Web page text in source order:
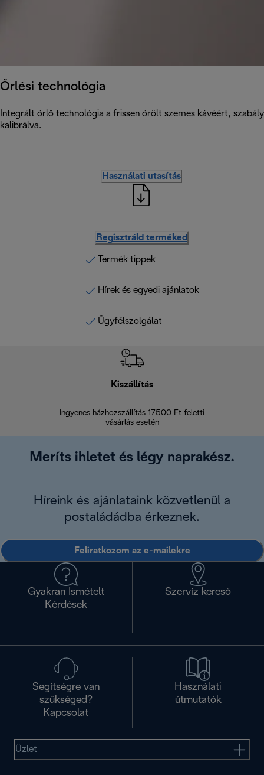
Őrlési technológia
Integrált őrlő technológia a frissen őrölt szemes kávéért,
kalibrálva.
Használati utasítás
Regisztráld terméked
Termék tippek
Hírek és egyedi ajánlatok
Ügyfélszolgálat
Kiszállítás
Ingyenes házhozszállítás 17500 Ft feletti
vásárlás esetén
Meríts ihletet és légy naprakész.
Híreink és ajánlataink közvetlenül a
postaládádba érkeznek.
Feliratkozom az e-mailekre
Gyakran Ismételt
Kérdések
Szervíz kereső
Segítségre van
szükséged?
Kapcsolat
Használati
útmutatók
Üzlet